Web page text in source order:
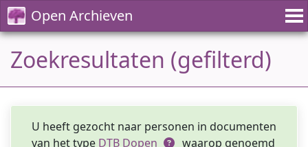
Open Archieven
Zoekresultaten (gefilterd)
U heeft gezocht naar personen in documenten
van het type DTB Dopen
waarop genoemd